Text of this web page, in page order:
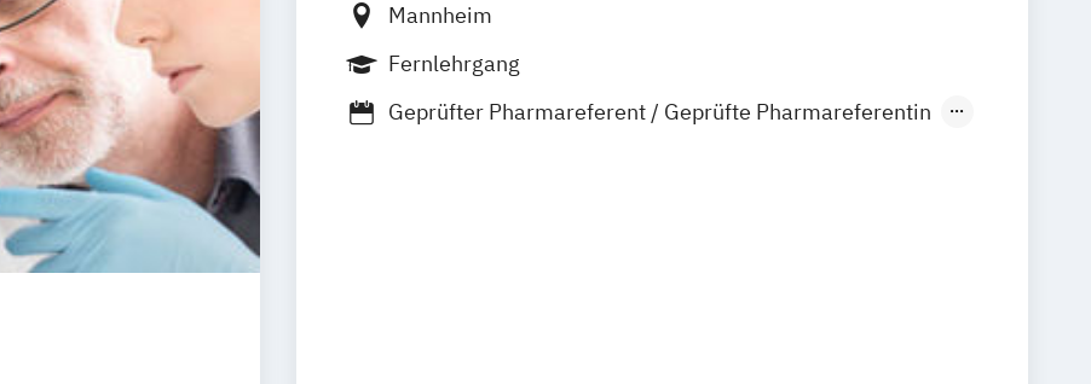
Mannheim
Fernlehrgang
Geprüfter Pharmareferent / Geprüfte Pharmareferentin